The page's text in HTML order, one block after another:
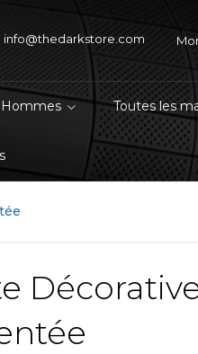
info@thedarkstore.com
Hommes Toutes les